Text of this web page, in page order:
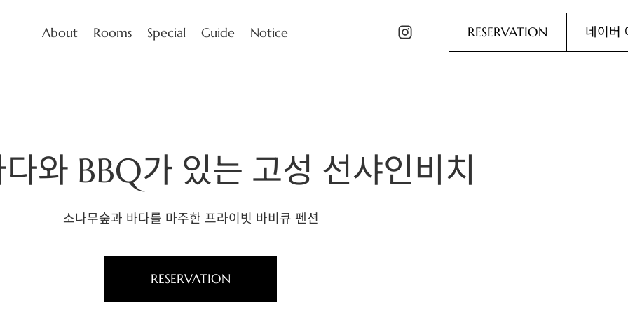
About Rooms Special Guide Notice RESERVATION 네이버
와 BBQ가 있는 고성 선샤인비치
소나무숲과 바다를 마주한 프라이빗 바비큐 펜션
RESERVATION